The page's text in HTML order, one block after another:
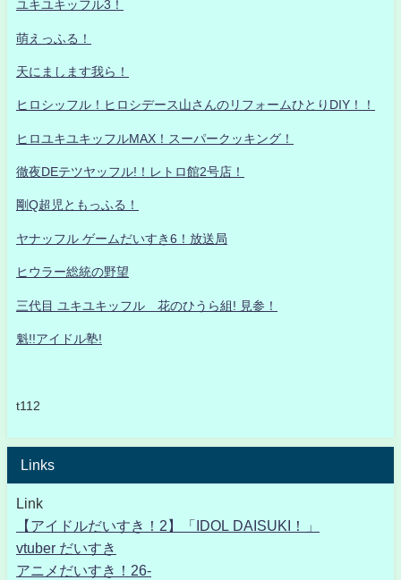
ユキユキッフル3！
萌えっふる！
天にまします我ら！
ヒロシッフル！ヒロシデース山さんのリフォームひとりDIY！！
ヒロユキユキッフルMAX！スーパークッキング！
徹夜DEテツヤッフル!！レトロ館2号店！
剛Q超児ともっふる！
ヤナッフル ゲームだいすき6！放送局
ヒウラー総統の野望
三代目 ユキユキッフル 花のひうら組! 見参！
魁!!アイドル塾!
t112
Links
Link
【アイドルだいすき！2】「IDOL DAISUKI！」
vtuber だいすき
アニメだいすき！26-